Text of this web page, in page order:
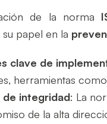
de la norma
papel en la
clave de
herramientas como
de integridad: La
de la alta